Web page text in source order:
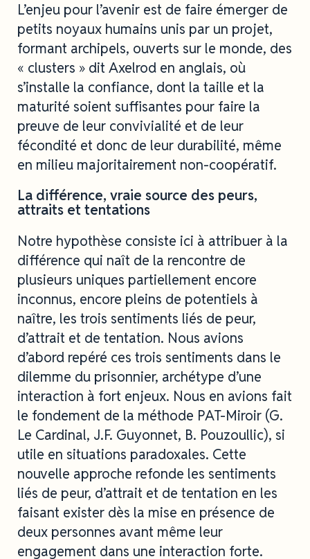
L’enjeu pour l’avenir est de faire émerger de
petits noyaux humains unis par un projet,
formant archipels, ouverts sur le monde, des
« clusters » dit Axelrod en anglais, où
s’installe la confiance, dont la taille et la
maturité soient suffisantes pour faire la
preuve de leur convivialité et de leur
fécondité et donc de leur durabilité, même
en milieu majoritairement non-coopératif.
La différence, vraie source des peurs,
attraits et tentations
Notre hypothèse consiste ici à attribuer à la
différence qui naît de la rencontre de
plusieurs uniques partiellement encore
inconnus, encore pleins de potentiels à
naître, les trois sentiments liés de peur,
d’attrait et de tentation. Nous avions
d’abord repéré ces trois sentiments dans le
dilemme du prisonnier, archétype d’une
interaction à fort enjeux. Nous en avions fait
le fondement de la méthode PAT-Miroir (G.
Le Cardinal, J.F. Guyonnet, B. Pouzoullic), si
utile en situations paradoxales. Cette
nouvelle approche refonde les sentiments
liés de peur, d’attrait et de tentation en les
faisant exister dès la mise en présence de
deux personnes avant même leur
engagement dans une interaction forte.